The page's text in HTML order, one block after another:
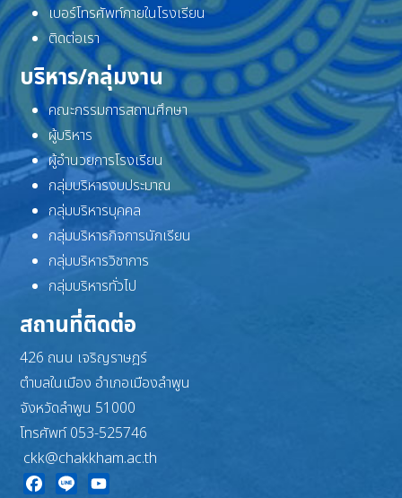
เบอร์โทรศัพท์ภายในโรงเรียน
ติดต่อเรา
บริหาร/กลุ่มงาน
คณะกรรมการสถานศึกษา
ผู้บริหาร
ผู้อำนวยการโรงเรียน
กลุ่มบริหารงบประมาณ
กลุ่มบริหารบุคคล
กลุ่มบริหารกิจการนักเรียน
กลุ่มบริหารวิชาการ
กลุ่มบริหารทั่วไป
สถานที่ติดต่อ
426 ถนน เจริญราษฎร์
ตำบลในเมือง อำเภอเมืองลำพูน
จังหวัดลำพูน 51000
โทรศัพท์ 053-525746
ckk@chakkham.ac.th